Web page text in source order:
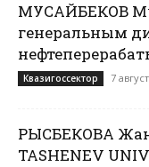
МУСАЙБЕКОВ
генеральным
Квазигоссектор 7
РЫСБЕКОВА
TASHENEV